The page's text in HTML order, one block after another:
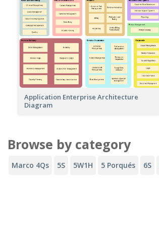
Application Enterprise Architecture
Diagram
Browse by category
Marco 4Qs 5S 5W1H 5 Porqués 6S